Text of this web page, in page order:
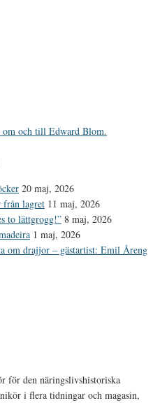
om och till Edward Blom.
20 maj, 2026
från lagret 11 maj, 2026
to lättgrogg!” 8 maj, 2026
1 maj, 2026
om drajjor – gästartist: Emil Åreng
för den näringslivshistoriska
i flera tidningar och magasin,